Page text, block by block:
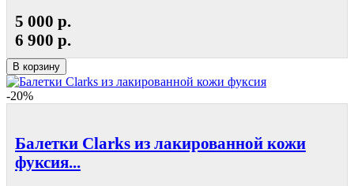
5 000 р.
6 900 р.
В корзину
-20%
Балетки Clarks из лакированной кожи
фуксия...